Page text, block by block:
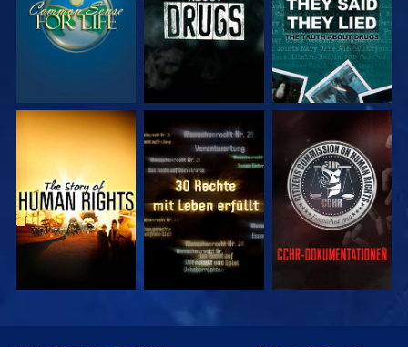
ANSEHEN ANSEHEN ANSEHEN